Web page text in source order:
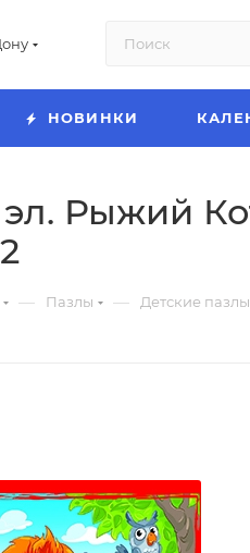
НОВИНКИ
Рыжий
— Пазлы — Детские пазлы